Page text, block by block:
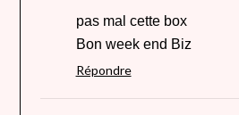
pas mal cette box
Bon week end Biz
Répondre